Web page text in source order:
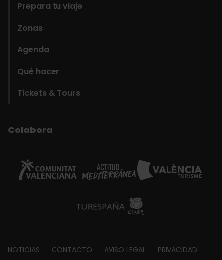
Prepara tu viaje
Zonas
Agenda
Qué hacer
Tickets & Tours
Colabora
Footer
NOTICIAS CONTACTO AVISO LEGAL PRIVACIDAD